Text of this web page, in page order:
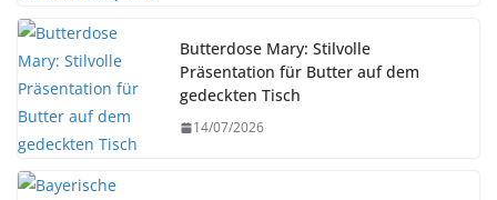
Butterdose Mary: Stilvolle
Präsentation für Butter auf dem
gedeckten Tisch
14/07/2026